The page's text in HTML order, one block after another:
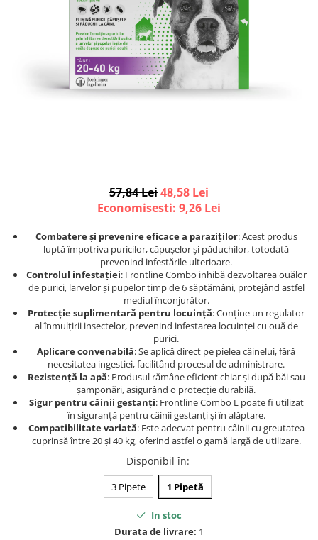
Afecțiuni hepatice
Afecțiuni neurologice
Afecțiuni oftalmice
Afecțiuni oncologice
Afecțiuni otice
Afecțiuni renale și urinare
Hrană uscată
Recompense și snack-uri
Igienă
Igienă orală
Șampoane și balsamuri
Afecțiuni hepatice
Afecțiuni neurologice
Afecțiuni oftalmice
Afecțiuni oncologice
Afecțiuni otice
Afecțiuni respiratorii
Hrană uscată
Așternut Tofu / Nisip
Igienă orală
Șampoane și balsamuri
57,84 Lei48,58 Lei
Economisesti: 9,26 Lei
Combatere și prevenire eficace a paraziților: Acest produs
luptă împotriva puricilor, căpușelor și păduchilor, totodată
prevenind infestările ulterioare.
Controlul infestației: Frontline Combo inhibă dezvoltarea ouălor
de purici, larvelor și pupelor timp de 6 săptămâni, protejând astfel
mediul înconjurător.
Protecție suplimentară pentru locuință: Conține un regulator
al înmulțirii insectelor, prevenind infestarea locuinței cu ouă de
purici.
Aplicare convenabilă: Se aplică direct pe pielea câinelui, fără
necesitatea ingestiei, facilitând procesul de administrare.
Rezistență la apă: Produsul rămâne eficient chiar și după băi sau
șamponări, asigurând o protecție durabilă.
Sigur pentru câinii gestanți: Frontline Combo L poate fi utilizat
în siguranță pentru câinii gestanți și în alăptare.
Compatibilitate variată: Este adecvat pentru câinii cu greutatea
cuprinsă între 20 și 40 kg, oferind astfel o gamă largă de utilizare.
Disponibil în:
3 Pipete 1 Pipetă
In stoc
Durata de livrare: 1